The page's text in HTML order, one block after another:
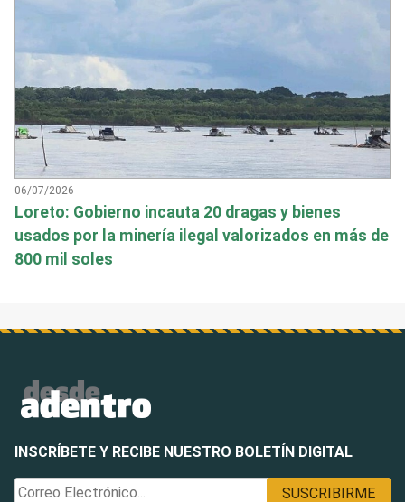
06/07/2026
Loreto: Gobierno incauta 20 dragas y bienes
usados por la minería ilegal valorizados en más de
800 mil soles
INSCRÍBETE Y RECIBE NUESTRO BOLETÍN DIGITAL